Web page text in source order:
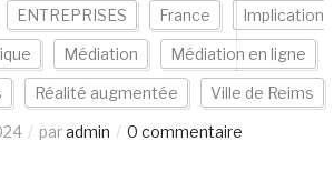
ENTREPRISES France Implication
Médiation Médiation en ligne
Réalité augmentée Ville de Reims
paradmin 0 commentaire